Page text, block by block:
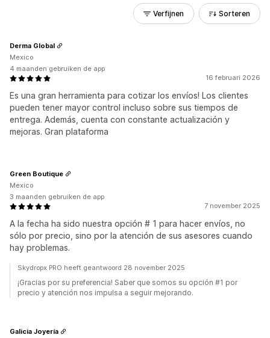
Verfijnen Sorteren
16 februari 2026
Es una gran herramienta para cotizar los envíos! Los clientes
pueden tener mayor control incluso sobre sus tiempos de
entrega. Además, cuenta con constante actualización y
mejoras. Gran plataforma
Derma Global
Mexico
4 maanden gebruiken de app
7 november 2025
A la fecha ha sido nuestra opción # 1 para hacer envíos, no
sólo por precio, sino por la atención de sus asesores cuando
hay problemas.
Green Boutique
Mexico
3 maanden gebruiken de app
Skydropx PRO heeft geantwoord 28 november 2025
¡Gracias por su preferencia! Saber que somos su opción #1 por
precio y atención nos impulsa a seguir mejorando.
Galicia Joyería